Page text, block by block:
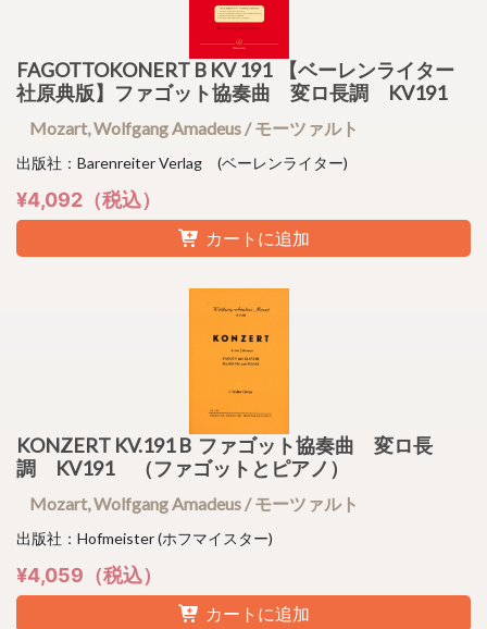
FAGOTTOKONERT B KV 191 【ベーレンライター
社原典版】ファゴット協奏曲 変ロ長調 KV191
Mozart, Wolfgang Amadeus / モーツァルト
出版社：Barenreiter Verlag (ベーレンライター)
¥4,092（税込）
カートに追加
KONZERT KV.191 B ファゴット協奏曲 変ロ長
調 KV191 （ファゴットとピアノ）
Mozart, Wolfgang Amadeus / モーツァルト
出版社：Hofmeister (ホフマイスター)
¥4,059（税込）
カートに追加